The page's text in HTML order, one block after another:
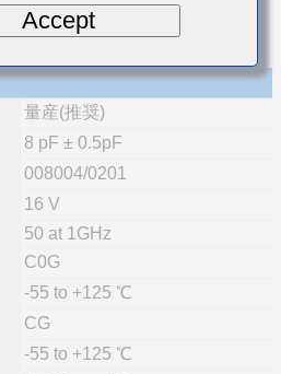
量産(推奨)
8 pF ± 0.5pF
008004/0201
16 V
50 at 1GHz
C0G
-55 to +125 ℃
CG
-55 to +125 ℃
Accept